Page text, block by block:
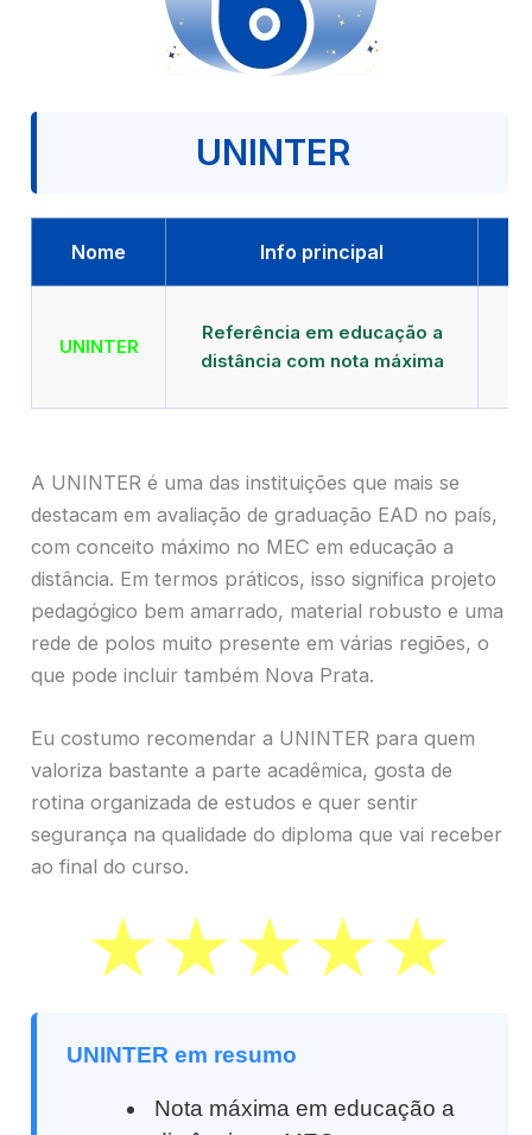
UNINTER
Nome Info principal
UNINTER
Referência em educação a
distância com nota máxima
A UNINTER é uma das instituições que mais se
destacam em avaliação de graduação EAD no país,
com conceito máximo no MEC em educação a
distância. Em termos práticos, isso significa projeto
pedagógico bem amarrado, material robusto e uma
rede de polos muito presente em várias regiões, o
que pode incluir também Nova Prata.
Eu costumo recomendar a UNINTER para quem
valoriza bastante a parte acadêmica, gosta de
rotina organizada de estudos e quer sentir
segurança na qualidade do diploma que vai receber
ao final do curso.
UNINTER em resumo
Nota máxima em educação a